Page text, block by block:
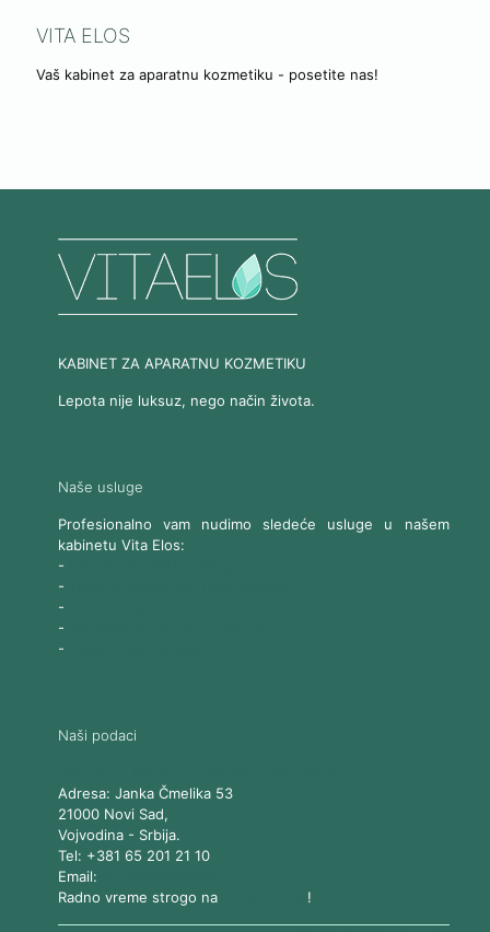
VITA ELOS
Vaš kabinet za aparatnu kozmetiku - posetite nas!
KABINET ZA APARATNU KOZMETIKU
Lepota nije luksuz, nego način života.
Naše usluge
Profesionalno vam nudimo sledeće usluge u našem
kabinetu Vita Elos:
-
-
-
-
-
Naši podaci
Adresa: Janka Čmelika 53
21000 Novi Sad,
Vojvodina- Srbija.
Tel: +381 65 201 21 10
Email:
Radno vreme strogo na
!